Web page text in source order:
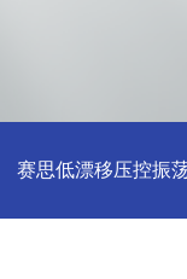
赛思低漂移压控振